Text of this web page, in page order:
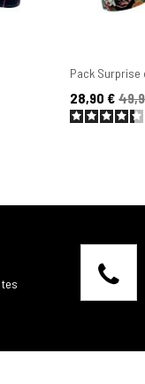
Pack Surprise
Prix
28,90 €
Prix de base